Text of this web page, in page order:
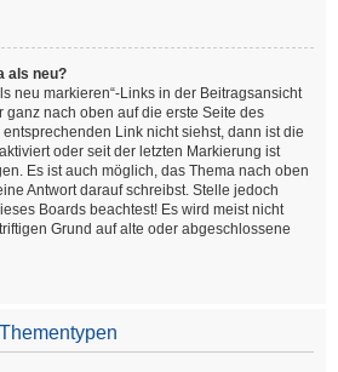
als neu?
neu markieren“-Links in der Beitragsansicht
ganz nach oben auf die erste Seite des
Link nicht siehst, dann ist die
oder seit der letzten Markierung ist
Es ist auch möglich, das Thema nach oben
Antwort darauf schreibst. Stelle jedoch
Boards beachtest! Es wird meist nicht
Grund auf alte oder abgeschlossene